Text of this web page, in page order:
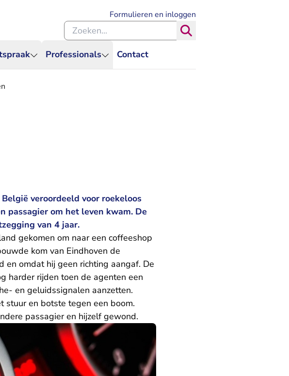
Professionals Contact
Formulieren en inloggen
Zoeken binnen de Rechtspraak
veroordeeld voor roekeloos
passagier om het leven kwam. De
van 4 jaar.
gekomen om naar een coffeeshop
kom van Eindhoven de
en omdat hij geen richting aangaf. De
harder rijden toen de agenten een
en geluidssignalen aanzetten.
stuur en botste tegen een boom.
passagier en hijzelf gewond.